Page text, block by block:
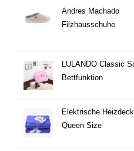
Andres Machado
Filzhausschuhe
LULANDO Classic
Bettfunktion
Elektrische
Queen Size